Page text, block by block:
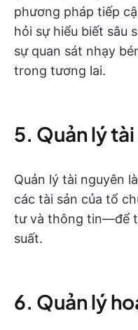
phương pháp tiếp
hỏi sự hiểu biết sâu
sự quan sát nhạy
trong tương lai.
5. Quản lý
Quản lý tài nguyên
các tài sản của tổ
tư và thông tin—để
suất.
6. Quản lý